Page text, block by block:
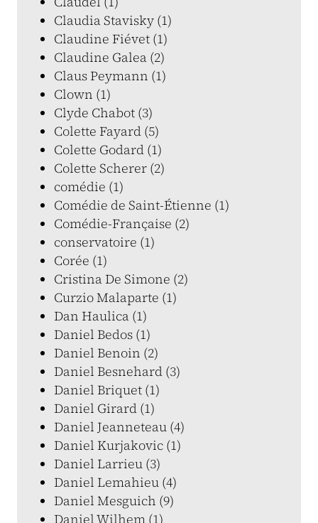
Claudia Stavisky (1)
Claudine Fiévet (1)
Claudine Galea (2)
Claus Peymann (1)
Clown (1)
Clyde Chabot (3)
Colette Fayard (5)
Colette Godard (1)
Colette Scherer (2)
comédie (1)
Comédie de Saint-Étienne (1)
Comédie-Française (2)
conservatoire (1)
Corée (1)
Cristina De Simone (2)
Curzio Malaparte (1)
Dan Haulica (1)
Daniel Bedos (1)
Daniel Benoin (2)
Daniel Besnehard (3)
Daniel Briquet (1)
Daniel Girard (1)
Daniel Jeanneteau (4)
Daniel Kurjakovic (1)
Daniel Larrieu (3)
Daniel Lemahieu (4)
Daniel Mesguich (9)
Daniel Wilhem (1)